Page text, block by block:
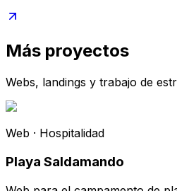
Más proyectos
Webs, landings y trabajo de
Web · Hospitalidad
Playa Saldamando